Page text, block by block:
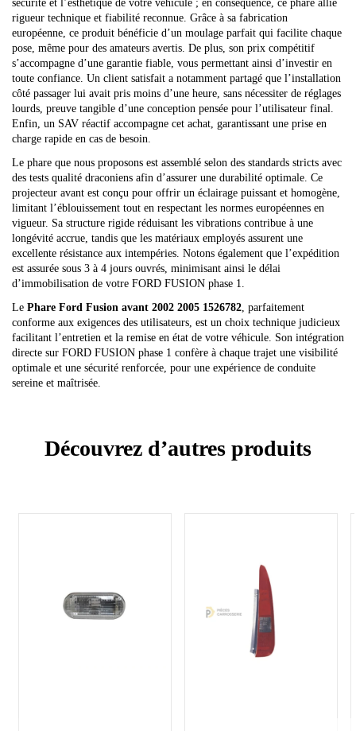
sécurité et l’esthétique de votre véhicule ; en conséquence, ce phare allie
rigueur technique et fiabilité reconnue. Grâce à sa fabrication
européenne, ce produit bénéficie d’un moulage parfait qui facilite chaque
pose, même pour des amateurs avertis. De plus, son prix compétitif
s’accompagne d’une garantie fiable, vous permettant ainsi d’investir en
toute confiance. Un client satisfait a notamment partagé que l’installation
côté passager lui avait pris moins d’une heure, sans nécessiter de réglages
lourds, preuve tangible d’une conception pensée pour l’utilisateur final.
Enfin, un SAV réactif accompagne cet achat, garantissant une prise en
charge rapide en cas de besoin.
Le phare que nous proposons est assemblé selon des standards stricts avec
des tests qualité draconiens afin d’assurer une durabilité optimale. Ce
projecteur avant est conçu pour offrir un éclairage puissant et homogène,
limitant l’éblouissement tout en respectant les normes européennes en
vigueur. Sa structure rigide réduisant les vibrations contribue à une
longévité accrue, tandis que les matériaux employés assurent une
excellente résistance aux intempéries. Notons également que l’expédition
est assurée sous 3 à 4 jours ouvrés, minimisant ainsi le délai
d’immobilisation de votre FORD FUSION phase 1.
Le Phare Ford Fusion avant 2002 2005 1526782 , parfaitement
conforme aux exigences des utilisateurs, est un choix technique judicieux
facilitant l’entretien et la remise en état de votre véhicule. Son intégration
directe sur FORD FUSION phase 1 confère à chaque trajet une visibilité
optimale et une sécurité renforcée, pour une expérience de conduite
sereine et maîtrisée.
Découvrez d’autres produits